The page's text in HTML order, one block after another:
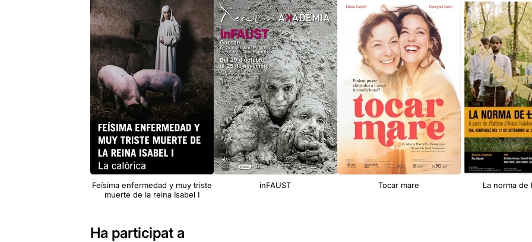
Feísima enfermedad y muy triste
muerte de la reina Isabel I
inFAUST Tocar mare La norma de
Ha participat a